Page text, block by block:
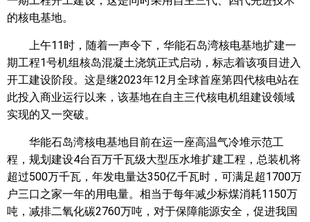
的核电基地。
上午11时，随着一声令下，华能石岛湾核电基地扩建一
期工程1号机组核岛混凝土浇筑正式启动，标志着该项目进入
开工建设阶段。这是继2023年12月全球首座第四代核电站在
此投入商业运行以来，该基地在自主三代核电机组建设领域
实现的又一突破。
华能石岛湾核电基地目前在运一座高温气冷堆示范工
程，规划建设4台百万千瓦级大型压水堆扩建工程，总装机将
超过500万千瓦，年发电量达350亿千瓦时，可满足超1700万
户三口之家一年的用电量。相当于每年减少标煤消耗1150万
吨，减排二氧化碳2760万吨，对于保障能源安全，促进我国